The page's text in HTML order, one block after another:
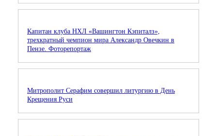
Капитан клуба НХЛ «Вашингтон Кэпиталз»,
трехкратный чемпион мира Александр Овечкин в
Пензе. Фоторепортаж
Митрополит Серафим совершил литургию в День
Крещения Руси